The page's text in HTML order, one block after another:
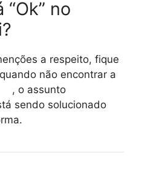
no
a respeito, fique
não encontrar a
, o assunto
sendo solucionado